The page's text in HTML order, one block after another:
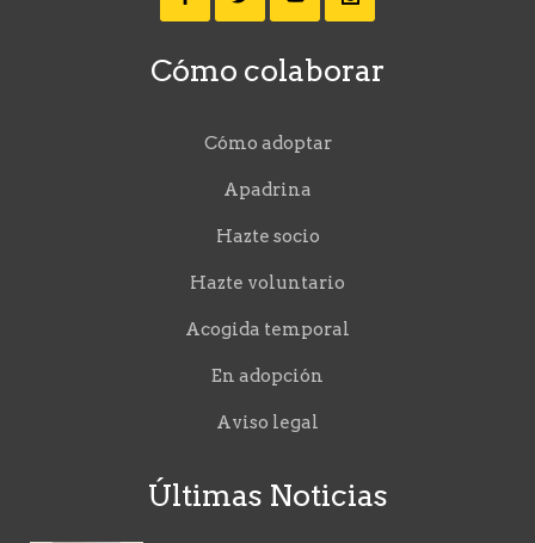
Cómo colaborar
Cómo adoptar
Apadrina
Hazte socio
Hazte voluntario
Acogida temporal
En adopción
Aviso legal
Últimas Noticias